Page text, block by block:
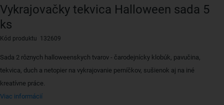
Vykrajovačky tekvica Halloween sada 5
ks
Kód produktu 132609
Sada 2 rôznych halloweenskych tvarov - čarodejnícky klobúk, pavučina,
tekvica, duch a netopier na vykrajovanie perníčkov, sušienok aj na iné
kreatívne práce.
Viac informácií